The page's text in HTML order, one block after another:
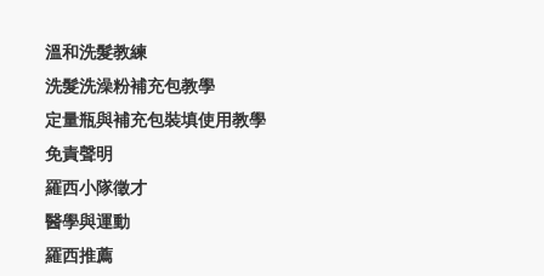
溫和洗髮教練
洗髮洗澡粉補充包教學
定量瓶與補充包裝填使用教學
免責聲明
羅西小隊徵才
醫學與運動
羅西推薦